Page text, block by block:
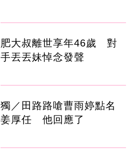
肥大叔離世享年46歲 對
手丟丟妹悼念發聲
獨／田路路嗆曹雨婷點名
姜厚任 他回應了